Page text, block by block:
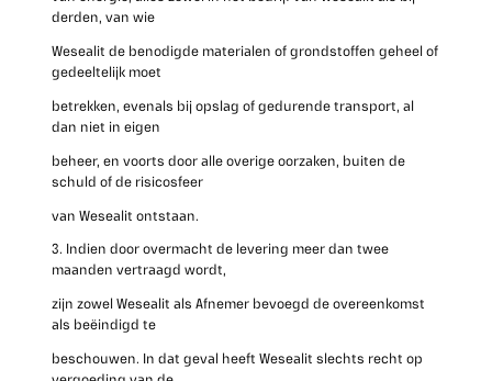
derden, van wie
Wesealit de benodigde materialen of grondstoffen geheel of
gedeeltelijk moet
betrekken, evenals bij opslag of gedurende transport, al
dan niet in eigen
beheer, en voorts door alle overige oorzaken, buiten de
schuld of de risicosfeer
van Wesealit ontstaan.
3. Indien door overmacht de levering meer dan twee
maanden vertraagd wordt,
zijn zowel Wesealit als Afnemer bevoegd de overeenkomst
als beëindigd te
beschouwen. In dat geval heeft Wesealit slechts recht op